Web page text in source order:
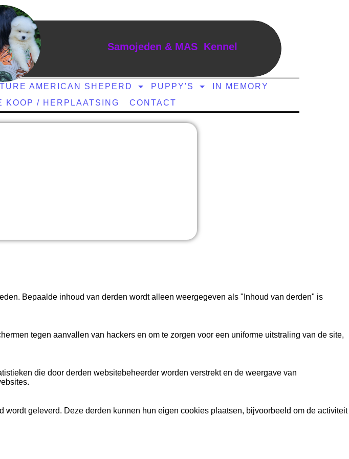
Samojeden & MAS Kennel
AMERICAN SHEPERD PUPPY'S
IN MEMORY
KOOP / HERPLAATSING CONTACT
Bepaalde inhoud van derden wordt alleen weergegeven als "Inhoud van derden" is
tegen aanvallen van hackers en om te zorgen voor een uniforme uitstraling van de site,
die door derden websitebeheerder worden verstrekt en de weergave van
geleverd. Deze derden kunnen hun eigen cookies plaatsen, bijvoorbeeld om de activiteit